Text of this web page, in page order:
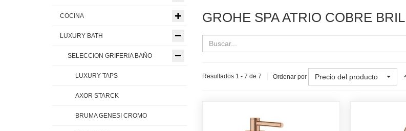
GROHE SPA ATRIO COBRE
Resultados 1 - 7 de 7 Ordenar por Precio del producto
COCINA
LUXURY BATH
SELECCION GRIFERIA BAÑO
LUXURY TAPS
AXOR STARCK
BRUMA GENESI CROMO